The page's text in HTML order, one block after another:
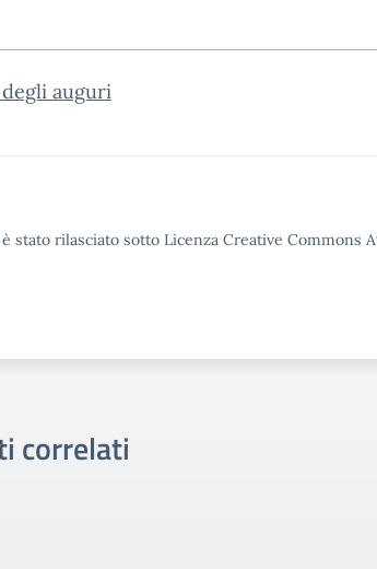
auguri
stato rilasciato sotto Licenza Creative Commons
correlati